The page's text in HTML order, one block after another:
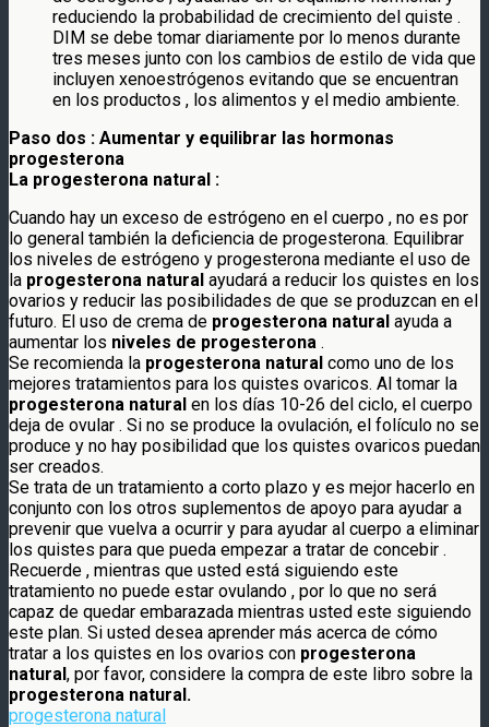
reduciendo la probabilidad de crecimiento del quiste .
DIM se debe tomar diariamente por lo menos durante
tres meses junto con los cambios de estilo de vida que
incluyen xenoestrógenos evitando que se encuentran
en los productos , los alimentos y el medio ambiente.
Paso dos : Aumentar y equilibrar las hormonas
progesterona
La progesterona natural :
Cuando hay un exceso de estrógeno en el cuerpo , no es por
lo general también la deficiencia de progesterona. Equilibrar
los niveles de estrógeno y progesterona mediante el uso de
la progesterona natural ayudará a reducir los quistes en los
ovarios y reducir las posibilidades de que se produzcan en el
futuro. El uso de crema de progesterona natural ayuda a
aumentar los niveles de progesterona .
Se recomienda la progesterona natural como uno de los
mejores tratamientos para los quistes ovaricos. Al tomar la
progesterona natural en los días 10-26 del ciclo, el cuerpo
deja de ovular . Si no se produce la ovulación, el folículo no se
produce y no hay posibilidad que los quistes ovaricos puedan
ser creados.
Se trata de un tratamiento a corto plazo y es mejor hacerlo en
conjunto con los otros suplementos de apoyo para ayudar a
prevenir que vuelva a ocurrir y para ayudar al cuerpo a eliminar
los quistes para que pueda empezar a tratar de concebir .
Recuerde , mientras que usted está siguiendo este
tratamiento no puede estar ovulando , por lo que no será
capaz de quedar embarazada mientras usted este siguiendo
este plan. Si usted desea aprender más acerca de cómo
tratar a los quistes en los ovarios con progesterona
natural, por favor, considere la compra de este libro sobre la
progesterona natural.
progesterona natural